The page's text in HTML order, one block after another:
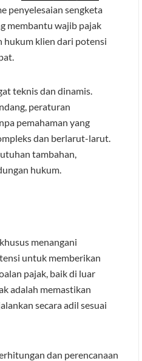
penyelesaian sengketa
membantu wajib pajak
hukum klien dari potensi
teknis dan dinamis.
peraturan
pemahaman yang
dan berlarut-larut.
tambahan,
hukum.
menangani
untuk memberikan
pajak, baik di luar
adalah memastikan
secara adil sesuai
dan perencanaan